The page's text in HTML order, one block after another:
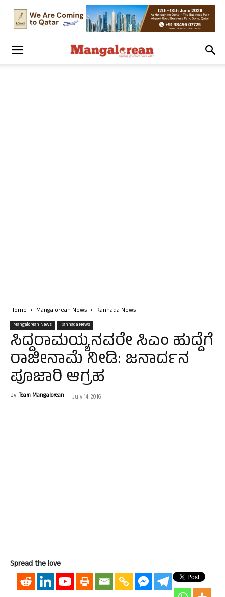
Home Mangalorean News Kannada News
Mangalorean News Kannada News
ಸಿದ್ದರಾಮಯ್ಯನವರೇ ಸಿಎಂ ಹುದ್ದೆಗೆ
ರಾಜೀನಾಮೆ ನೀಡಿ: ಜನಾರ್ದನ
ಪೂಜಾರಿ ಆಗ್ರಹ
By Team Mangalorean - July 14, 2016
Spread the love